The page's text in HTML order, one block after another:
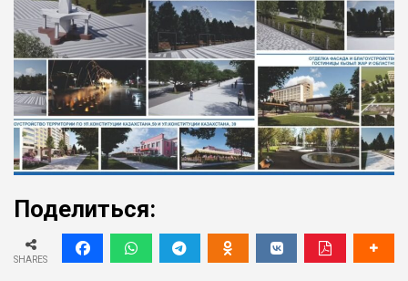
Поделиться:
SHARES